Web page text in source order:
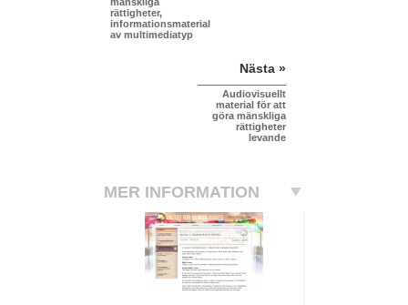
rättigheter,
informationsmaterial
av multimediatyp
Nästa »
Audiovisuellt
material för att
göra mänskliga
rättigheter
levande
MER INFORMATION